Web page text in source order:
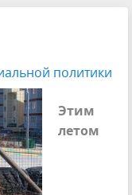
политики
Этим
летом